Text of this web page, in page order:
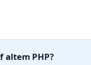
altem PHP?